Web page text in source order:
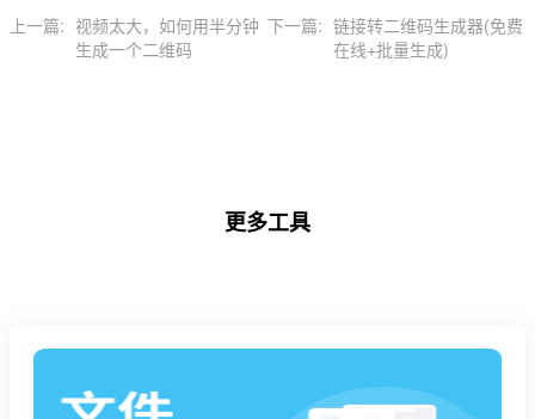
上一篇: 视频太大，如何用半分钟
生成一个二维码
下一篇: 链接转二维码生成器(免费
在线+批量生成)
更多工具